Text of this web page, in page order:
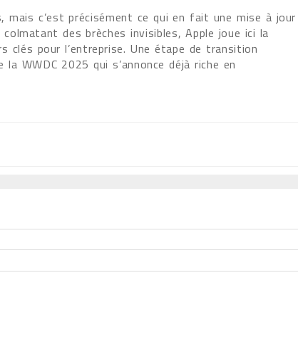
mais c’est précisément ce qui en fait une mise à jour
des brèches invisibles, Apple joue ici la
pour l’entreprise. Une étape de transition
WWDC 2025 qui s’annonce déjà riche en